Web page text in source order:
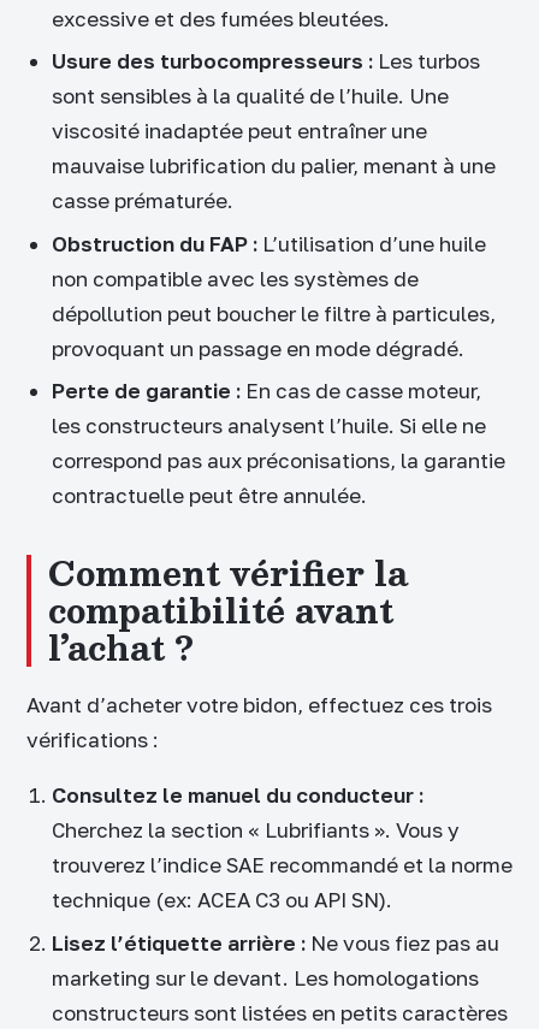
excessive et des fumées bleutées.
Usure des turbocompresseurs :Les turbos
sont sensibles à la qualité de l’huile. Une
viscosité inadaptée peut entraîner une
mauvaise lubrification du palier, menant à une
casse prématurée.
Obstruction du FAP :L’utilisation d’une huile
non compatible avec les systèmes de
dépollution peut boucher le filtre à particules,
provoquant un passage en mode dégradé.
Perte de garantie :En cas de casse moteur,
les constructeurs analysent l’huile. Si elle ne
correspond pas aux préconisations, la garantie
contractuelle peut être annulée.
Comment vérifier la
compatibilité avant
l’achat ?
Avant d’acheter votre bidon, effectuez ces trois
vérifications :
Consultez le manuel du conducteur :
Cherchez la section « Lubrifiants ». Vous y
trouverez l’indice SAE recommandé et la norme
technique (ex: ACEA C3 ou API SN).
Lisez l’étiquette arrière :Ne vous fiez pas au
marketing sur le devant. Les homologations
constructeurs sont listées en petits caractères